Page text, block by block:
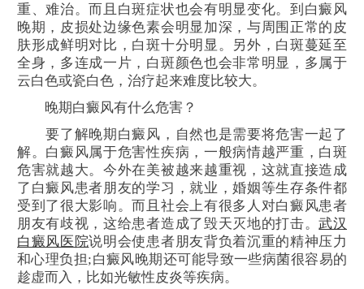
重、难治。而且白斑症状也会有明显变化。到白癜风
晚期，皮损处边缘色素会明显加深，与周围正常的皮
肤形成鲜明对比，白斑十分明显。另外，白斑蔓延至
全身，多连成一片，白斑颜色也会非常明显，多属于
云白色或瓷白色，治疗起来难度比较大。
晚期白癜风有什么危害？
要了解晚期白癜风，自然也是需要将危害一起了
解。白癜风属于危害性疾病，一般病情越严重，白斑
危害就越大。今外在美被越来越重视，这就直接造成
了白癜风患者朋友的学习，就业，婚姻等生存条件都
受到了很大影响。而且社会上有很多人对白癜风患者
朋友有歧视，这给患者造成了毁天灭地的打击。武汉
白癜风医院说明会使患者朋友背负着沉重的精神压力
和心理负担;白癜风晚期还可能导致一些病菌很容易的
趁虚而入，比如光敏性皮炎等疾病。